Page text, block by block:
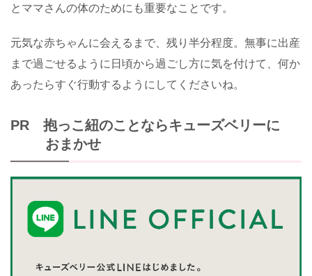
とママさんの体のためにも重要なことです。
元気な赤ちゃんに会えるまで、残り半分程度。無事に出産
まで過ごせるように日頃から過ごし方に気を付けて、何か
あったらすぐ行動するようにしてくださいね。
PR 抱っこ紐のことならキューズベリーに
おまかせ